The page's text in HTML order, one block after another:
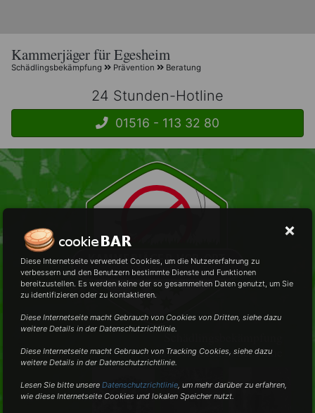
Kammerjäger für Egesheim
Schädlingsbekämpfung Prävention Beratung
24 Stunden-Hotline
01516 - 113 32 80
Schädlingsbekämpfung
vom Fachmann in der Nähe
Diese Internetseite verwendet Cookies, um die Nutzererfahrung zu
verbessern und den Benutzern bestimmte Dienste und Funktionen
bereitzustellen. Es werden keine der so gesammelten Daten genutzt, um Sie
zu identifizieren oder zu kontaktieren.
Diese Internetseite macht Gebrauch von Cookies von Dritten, siehe dazu
weitere Details in der Datenschutzrichtlinie.
Diese Internetseite macht Gebrauch von Tracking Cookies, siehe dazu
weitere Details in der Datenschutzrichtlinie.
Lesen Sie bitte unsereDatenschutzrichtlinie, um mehr darüber zu erfahren,
wie diese Internetseite Cookies und lokalen Speicher nutzt.